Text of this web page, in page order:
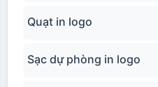
Quạt in logo
Sạc dự phòng in logo